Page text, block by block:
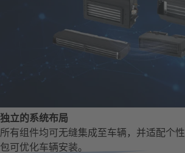
独立的系统布局
所有组件均可无缝集成至车辆，并适配个
包可优化车辆安装。